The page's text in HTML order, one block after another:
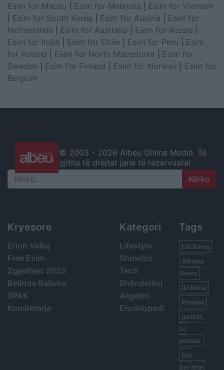
Esim for Macau
Esim for Malaysia
Esim for Vietnam
Esim for South Korea Esim for Austria
Esim for
Netherlands
Esim for Australia Esim for Russia
Esim for India
Esim for Chile Esim for Peru
Esim
for Poland
Esim for North Macedonia
Esim for
Sweden
Esim for Finland Esim for Norway
Esim for
Belgium
© 2003 - 2026 Albeu Online Media. Të
gjitha të drejtat janë të rezervuara!
Search
Kryesore
Erion Veliaj
Free Esim
Zgjedhjet 2025
Belinda Balluku
SPAK
Kombëtarja
Kategori
Lifestyle
Showbiz
Tech
Shëndetësi
Argetim
Enciklopedi
Tags
Edi Rama
Albania
News
Ilir Meta
Piranjat
gazeta,
tv,
portale
Sali
Berisha